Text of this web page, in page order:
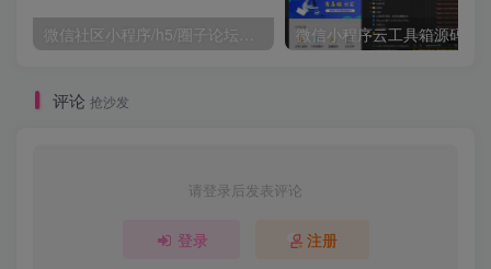
微信小程序云工具箱源码
评论 抢沙发
请登录后发表评论
登录 注册